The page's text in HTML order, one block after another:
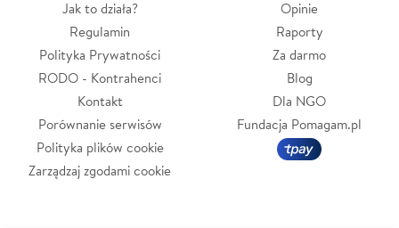
Jak to działa?
Regulamin
Polityka Prywatności
RODO - Kontrahenci
Kontakt
Porównanie serwisów
Polityka plików cookie
Zarządzaj zgodami cookie
Opinie
Raporty
Za darmo
Blog
Dla NGO
Fundacja Pomagam.pl